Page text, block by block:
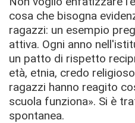
cosa che bisogna
ragazzi: un esempio
attiva. Ogni anno
un patto di rispetto
età, etnia, credo
ragazzi hanno reagito
scuola funziona». Si è
spontanea.